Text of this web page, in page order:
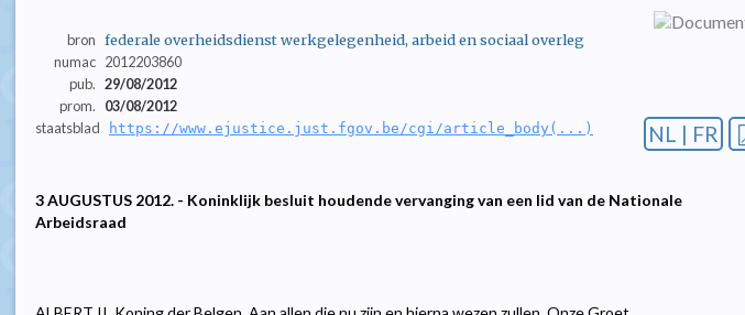
bron federale overheidsdienst werkgelegenheid, arbeid en sociaal overleg
numac 2012203860
pub. 29/08/2012
prom.
03/08/2012
staatsblad
https://www.ejustice.just.fgov.be/cgi/article_body(...) NL | FR
3 AUGUSTUS 2012. - Koninklijk besluit houdende vervanging van een lid van de Nationale
Arbeidsraad